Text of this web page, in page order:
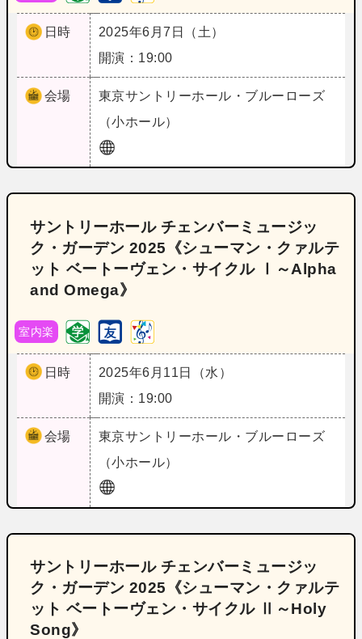
日時
2025年6月7日（土）
開演：19:00
会場 東京サントリーホール・ブルーローズ
（小ホール）
サントリーホール チェンバーミュージッ
ク・ガーデン 2025《シューマン・クァルテ
ット ベートーヴェン・サイクル Ⅰ～Alpha
and Omega》
室内楽
日時
2025年6月11日（水）
開演：19:00
会場 東京サントリーホール・ブルーローズ
（小ホール）
サントリーホール チェンバーミュージッ
ク・ガーデン 2025《シューマン・クァルテ
ット ベートーヴェン・サイクル Ⅱ～Holy
Song》